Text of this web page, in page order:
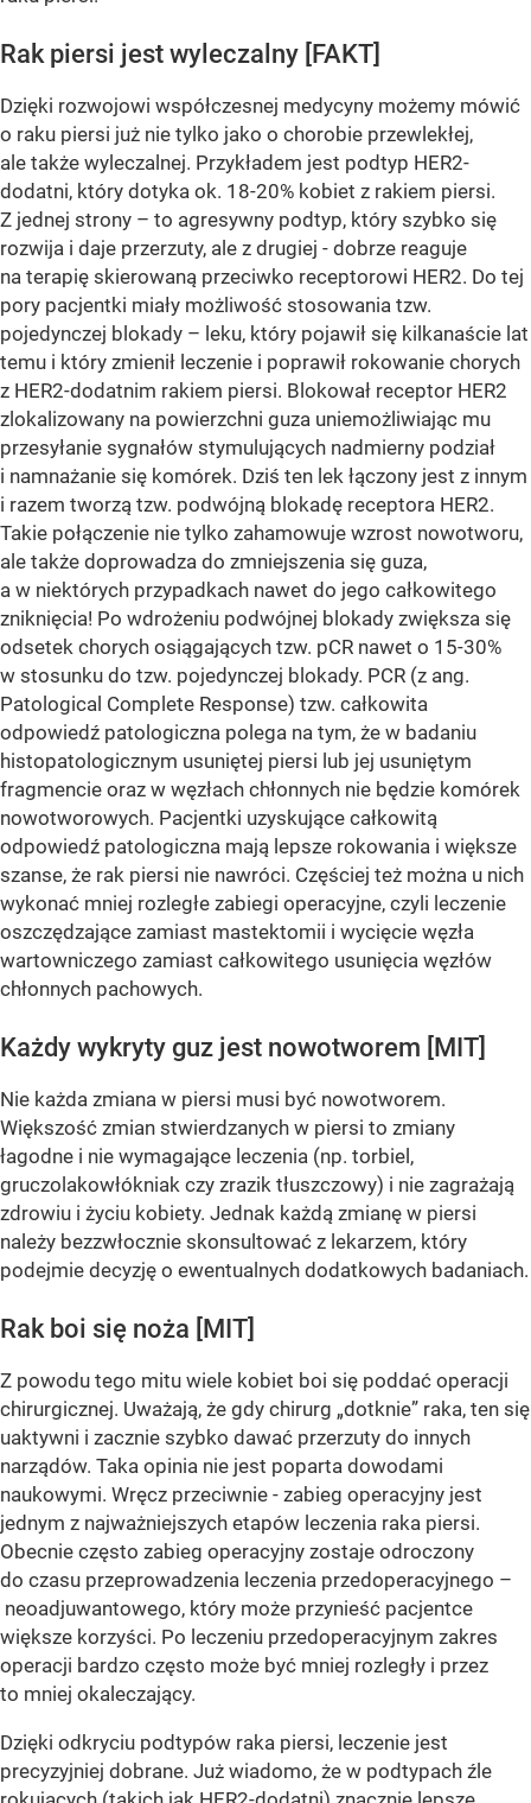
Rak piersi jest wyleczalny [FAKT]
Dzięki rozwojowi współczesnej medycyny możemy mówić
o raku piersi już nie tylko jako o chorobie przewlekłej,
ale także wyleczalnej. Przykładem jest podtyp HER2-
dodatni, który dotyka ok. 18-20% kobiet z rakiem piersi.
Z jednej strony – to agresywny podtyp, który szybko się
rozwija i daje przerzuty, ale z drugiej - dobrze reaguje
na terapię skierowaną przeciwko receptorowi HER2. Do tej
pory pacjentki miały możliwość stosowania tzw.
pojedynczej blokady – leku, który pojawił się kilkanaście lat
temu i który zmienił leczenie i poprawił rokowanie chorych
z HER2-dodatnim rakiem piersi. Blokował receptor HER2
zlokalizowany na powierzchni guza uniemożliwiając mu
przesyłanie sygnałów stymulujących nadmierny podział
i namnażanie się komórek. Dziś ten lek łączony jest z innym
i razem tworzą tzw. podwójną blokadę receptora HER2.
Takie połączenie nie tylko zahamowuje wzrost nowotworu,
ale także doprowadza do zmniejszenia się guza,
a w niektórych przypadkach nawet do jego całkowitego
zniknięcia! Po wdrożeniu podwójnej blokady zwiększa się
odsetek chorych osiągających tzw. pCR nawet o 15-30%
w stosunku do tzw. pojedynczej blokady. PCR (z ang.
Patological Complete Response) tzw. całkowita
odpowiedź patologiczna polega na tym, że w badaniu
histopatologicznym usuniętej piersi lub jej usuniętym
fragmencie oraz w węzłach chłonnych nie będzie komórek
nowotworowych. Pacjentki uzyskujące całkowitą
odpowiedź patologiczna mają lepsze rokowania i większe
szanse, że rak piersi nie nawróci. Częściej też można u nich
wykonać mniej rozległe zabiegi operacyjne, czyli leczenie
oszczędzające zamiast mastektomii i wycięcie węzła
wartowniczego zamiast całkowitego usunięcia węzłów
chłonnych pachowych.
Każdy wykryty guz jest nowotworem [MIT]
Nie każda zmiana w piersi musi być nowotworem.
Większość zmian stwierdzanych w piersi to zmiany
łagodne i nie wymagające leczenia (np. torbiel,
gruczolakowłókniak czy zrazik tłuszczowy) i nie zagrażają
zdrowiu i życiu kobiety. Jednak każdą zmianę w piersi
należy bezzwłocznie skonsultować z lekarzem, który
podejmie decyzję o ewentualnych dodatkowych badaniach.
Rak boi się noża [MIT]
Z powodu tego mitu wiele kobiet boi się poddać operacji
chirurgicznej. Uważają, że gdy chirurg „dotknie” raka, ten się
uaktywni i zacznie szybko dawać przerzuty do innych
narządów. Taka opinia nie jest poparta dowodami
naukowymi. Wręcz przeciwnie - zabieg operacyjny jest
jednym z najważniejszych etapów leczenia raka piersi.
Obecnie często zabieg operacyjny zostaje odroczony
do czasu przeprowadzenia leczenia przedoperacyjnego –
neoadjuwantowego, który może przynieść pacjentce
większe korzyści. Po leczeniu przedoperacyjnym zakres
operacji bardzo często może być mniej rozległy i przez
to mniej okaleczający.
Dzięki odkryciu podtypów raka piersi, leczenie jest
precyzyjniej dobrane. Już wiadomo, że w podtypach źle